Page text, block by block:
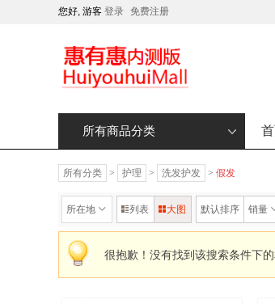
您好, 游客 登录 免费注册
所有商品分类
所有分类 > 护理 > 洗发护发 > 假发
所在地 列表 大图 默认排序 销量
很抱歉！没有找到该搜索条件下